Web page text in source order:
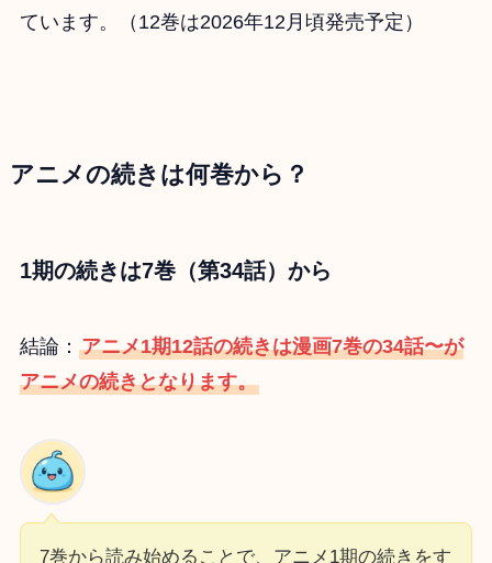
ています。（12巻は2026年12月頃発売予定）
アニメの続きは何巻から？
1期の続きは7巻（第34話）から
結論： アニメ1期12話の続きは漫画7巻の34話〜が
アニメの続きとなります。
7巻から読み始めることで、アニメ1期の続きをす